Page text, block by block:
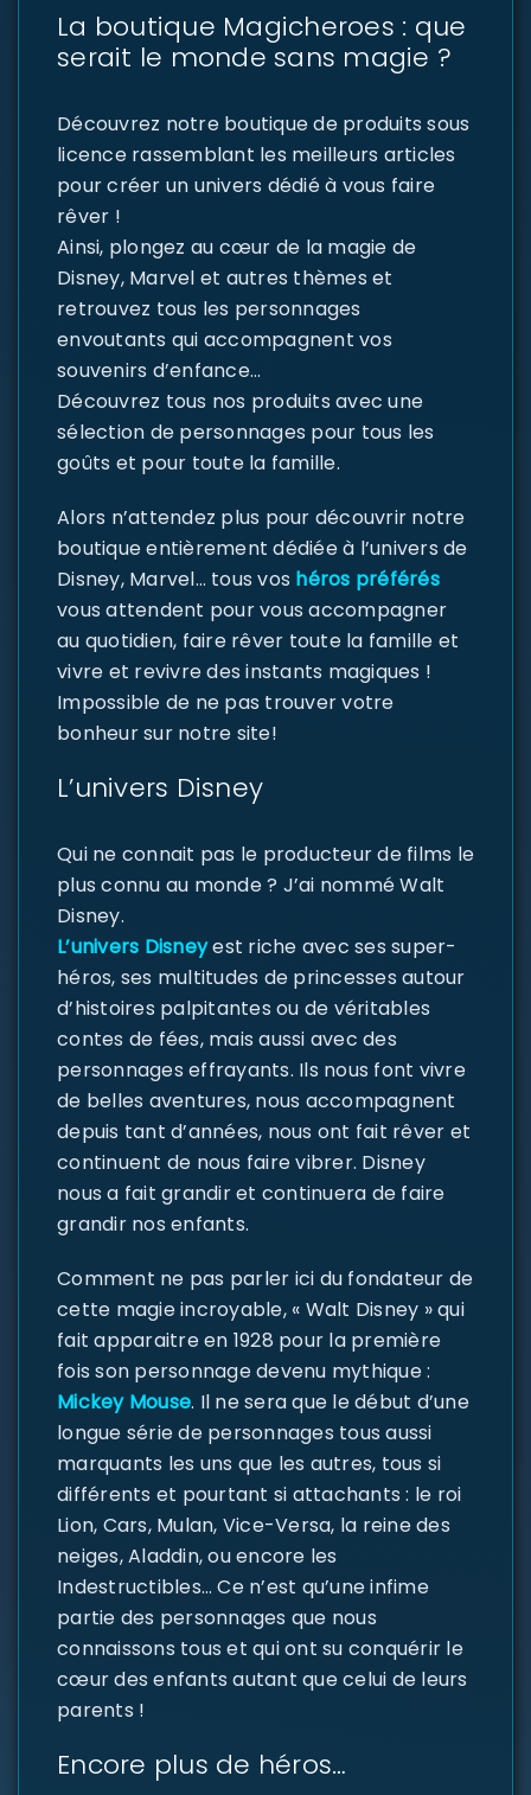
La boutique Magicheroes : que
serait le monde sans magie ?
Découvrez notre boutique de produits sous
licence rassemblant les meilleurs articles
pour créer un univers dédié à vous faire
rêver !
Ainsi, plongez au cœur de la magie de
Disney, Marvel et autres thèmes et
retrouvez tous les personnages
envoutants qui accompagnent vos
souvenirs d’enfance…
Découvrez tous nos produits avec une
sélection de personnages pour tous les
goûts et pour toute la famille.
Alors n’attendez plus pour découvrir notre
boutique entièrement dédiée à l’univers de
Disney, Marvel… tous vos héros préférés
vous attendent pour vous accompagner
au quotidien, faire rêver toute la famille et
vivre et revivre des instants magiques !
Impossible de ne pas trouver votre
bonheur sur notre site!
L’univers Disney
Qui ne connait pas le producteur de films le
plus connu au monde ? J’ai nommé Walt
Disney.
L’univers Disneyest riche avec ses super-
héros, ses multitudes de princesses autour
d’histoires palpitantes ou de véritables
contes de fées, mais aussi avec des
personnages effrayants. Ils nous font vivre
de belles aventures, nous accompagnent
depuis tant d’années, nous ont fait rêver et
continuent de nous faire vibrer. Disney
nous a fait grandir et continuera de faire
grandir nos enfants.
Comment ne pas parler ici du fondateur de
cette magie incroyable, « Walt Disney » qui
fait apparaitre en 1928 pour la première
fois son personnage devenu mythique :
Mickey Mouse. Il ne sera que le début d’une
longue série de personnages tous aussi
marquants les uns que les autres, tous si
différents et pourtant si attachants : le roi
Lion, Cars, Mulan, Vice-Versa, la reine des
neiges, Aladdin, ou encore les
Indestructibles… Ce n’est qu’une infime
partie des personnages que nous
connaissons tous et qui ont su conquérir le
cœur des enfants autant que celui de leurs
parents !
Encore plus de héros…